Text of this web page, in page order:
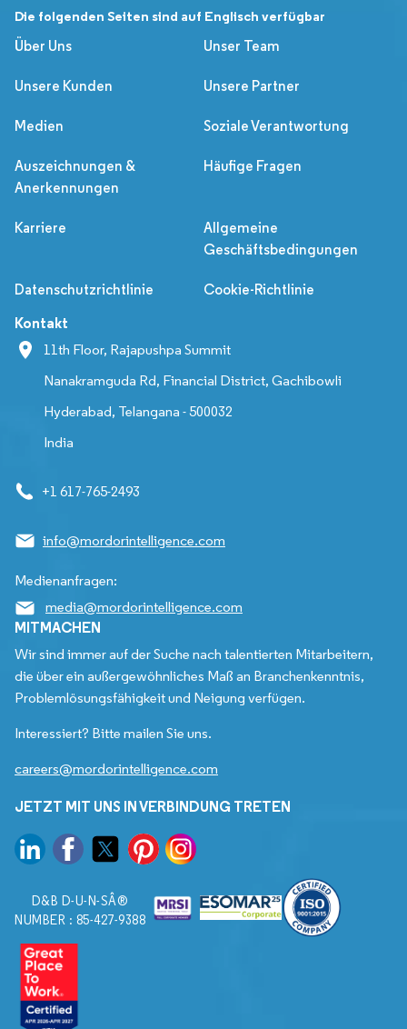
Die folgenden Seiten sind auf Englisch verfügbar
Über Uns
Unser Team
Unsere Kunden Unsere Partner
Medien Soziale Verantwortung
Auszeichnungen &
Anerkennungen
Häufige Fragen
Karriere
Allgemeine
Geschäftsbedingungen
Datenschutzrichtlinie Cookie-Richtlinie
Kontakt
11th Floor, Rajapushpa Summit
Nanakramguda Rd, Financial District, Gachibowli
Hyderabad, Telangana - 500032
India
+1 617-765-2493
info@mordorintelligence.com
Medienanfragen:
media@mordorintelligence.com
MITMACHEN
Wir sind immer auf der Suche nach talentierten Mitarbeitern,
die über ein außergewöhnliches Maß an Branchenkenntnis,
Problemlösungsfähigkeit und Neigung verfügen.
Interessiert? Bitte mailen Sie uns.
careers@mordorintelligence.com
JETZT MIT UNS IN VERBINDUNG TRETEN
D&B D-U-N-SÂ®
NUMBER : 85-427-9388